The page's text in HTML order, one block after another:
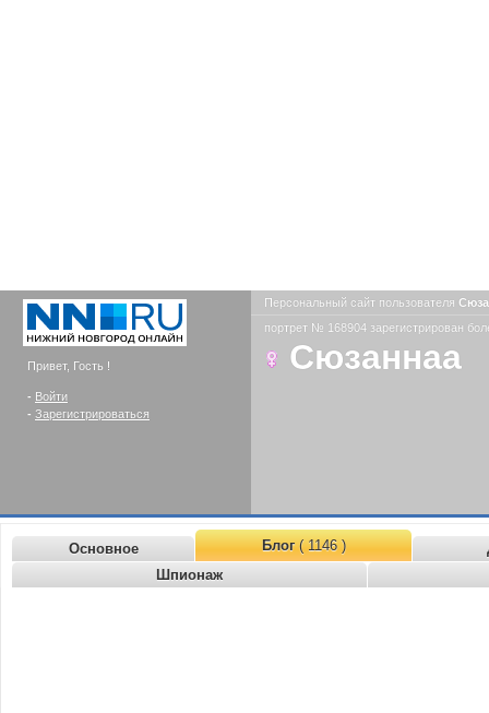
Привет, Гость !
- Войти
- Зарегистрироваться
Персональный сайт пользователя
портрет № 168904 зарегистрирован
Сюзаннаа
Основное Блог( 1146 )
Шпионаж